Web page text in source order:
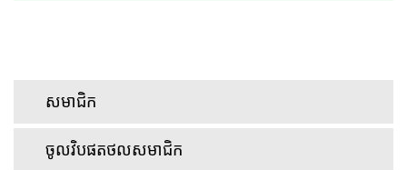
សមាជិក
ចូលវិបផតថលសមាជិក